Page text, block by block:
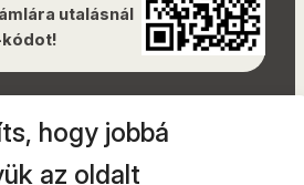
hogy jobbá
az oldalt
utalásnál
kódot!
nyilatkozat